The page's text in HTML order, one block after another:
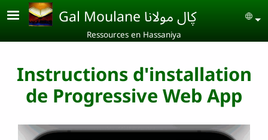
Aller au contenu principal Gal Moulane ڮال مولانا
Ressources en Hassaniya
Instructions d'installation
de Progressive Web App